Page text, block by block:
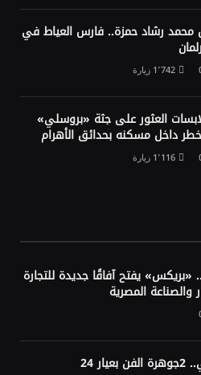
محمد رشاد حمزة.. فارس العياط في
1٬742زيارة
العثور على جثة «بروسلي»
داخل مسكنه بحدائق الأهرام
1٬116زيارة
«بريكس» يفتح آفاقًا جديدة للتجارة
والصناعة المصرية
24